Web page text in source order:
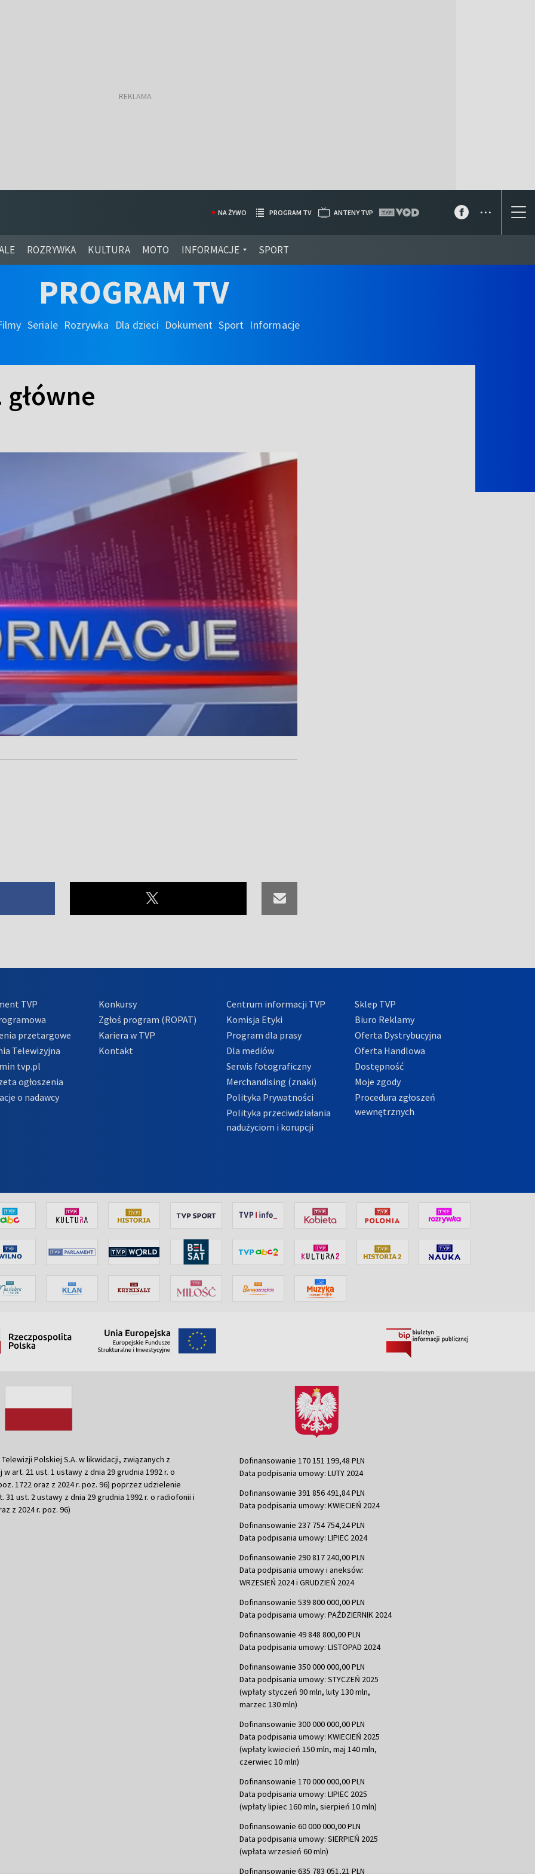
ROZRYWKA KULTURA MOTO INFORMACJE SPORT
NA ŻYWO PROGRAM TV ANTENY TVP ...
PROGRAM TV
Seriale Rozrywka Dla dzieci Dokument Sport Informacje
TVP
przetargowe
Telewizyjna
tvp.pl
ogłoszenia
o nadawcy
Konkursy
Zgłoś program (ROPAT)
Kariera w TVP
Kontakt
Centrum informacji TVP
Komisja Etyki
Program dla prasy
Dla mediów
Serwis fotograficzny
Merchandising (znaki)
Polityka Prywatności
Polityka przeciwdziałania
nadużyciom i korupcji
Sklep TVP
Biuro Reklamy
Oferta Dystrybucyjna
Oferta Handlowa
Dostępność
Moje zgody
Procedura zgłoszeń
wewnętrznych
Polskiej S.A. w likwidacji, związanych z
art. 21 ust. 1 ustawy z dnia 29 grudnia 1992 r. o
1722 oraz z 2024 r. poz. 96) poprzez udzielenie
ust. 2 ustawy z dnia 29 grudnia 1992 r. o radiofonii i
z 2024 r. poz. 96)
Dofinansowanie 170 151 199,48 PLN
Data podpisania umowy: LUTY 2024
Dofinansowanie 391 856 491,84 PLN
Data podpisania umowy: KWIECIEŃ 2024
Dofinansowanie 237 754 754,24 PLN
Data podpisania umowy: LIPIEC 2024
Dofinansowanie 290 817 240,00 PLN
Data podpisania umowy i aneksów:
WRZESIEŃ 2024 i GRUDZIEŃ 2024
Dofinansowanie 539 800 000,00 PLN
Data podpisania umowy: PAŹDZIERNIK 2024
Dofinansowanie 49 848 800,00 PLN
Data podpisania umowy: LISTOPAD 2024
Dofinansowanie 350 000 000,00 PLN
Data podpisania umowy: STYCZEŃ 2025
(wpłaty styczeń 90 mln, luty 130 mln,
marzec 130 mln)
Dofinansowanie 300 000 000,00 PLN
Data podpisania umowy: KWIECIEŃ 2025
(wpłaty kwiecień 150 mln, maj 140 mln,
czerwiec 10 mln)
Dofinansowanie 170 000 000,00 PLN
Data podpisania umowy: LIPIEC 2025
(wpłaty lipiec 160 mln, sierpień 10 mln)
Dofinansowanie 60 000 000,00 PLN
Data podpisania umowy: SIERPIEŃ 2025
(wpłata wrzesień 60 mln)
Dofinansowanie 635 783 051,21 PLN